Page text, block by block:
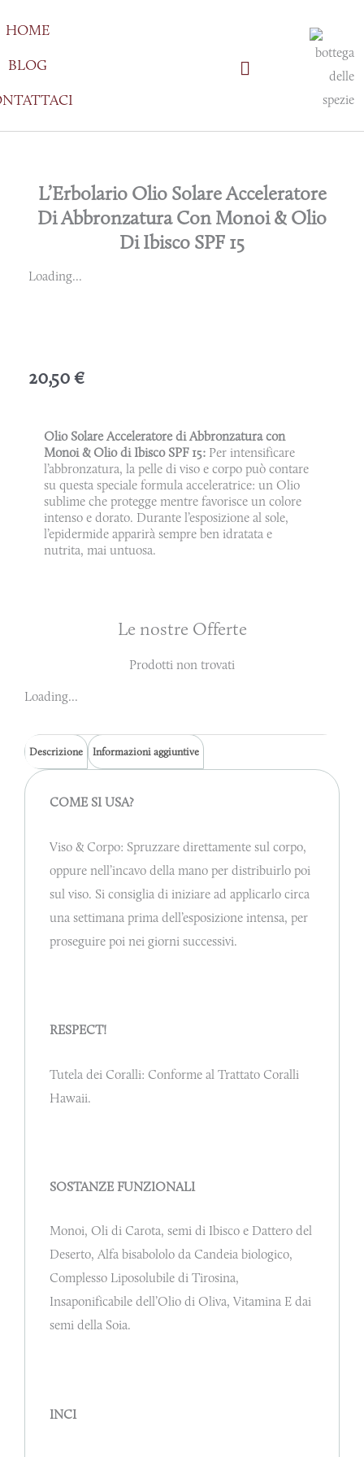
al
contenuto
HOME
BLOG
L’Erbolario Olio Solare Acceleratore
Di Abbronzatura Con Monoi & Olio
Di Ibisco SPF 15
Loading...
20,50€
Olio Solare Acceleratore di Abbronzatura con
Monoi & Olio di Ibisco SPF 15: Per intensificare
l’abbronzatura, la pelle di viso e corpo può contare
su questa speciale formula acceleratrice: un Olio
sublime che protegge mentre favorisce un colore
intenso e dorato. Durante l’esposizione al sole,
l’epidermide apparirà sempre ben idratata e
nutrita, mai untuosa.
Le nostre Offerte
Prodotti non trovati
Loading...
Descrizione Informazioni aggiuntive
COME SI USA?
Viso & Corpo: Spruzzare direttamente sul corpo,
oppure nell’incavo della mano per distribuirlo poi
sul viso. Si consiglia di iniziare ad applicarlo circa
una settimana prima dell’esposizione intensa, per
proseguire poi nei giorni successivi.
RESPECT!
Tutela dei Coralli: Conforme al Trattato Coralli
Hawaii.
SOSTANZE FUNZIONALI
Monoi, Oli di Carota, semi di Ibisco e Dattero del
Deserto, Alfa bisabololo da Candeia biologico,
Complesso Liposolubile di Tirosina,
Insaponificabile dell’Olio di Oliva, Vitamina E dai
semi della Soia.
INCI